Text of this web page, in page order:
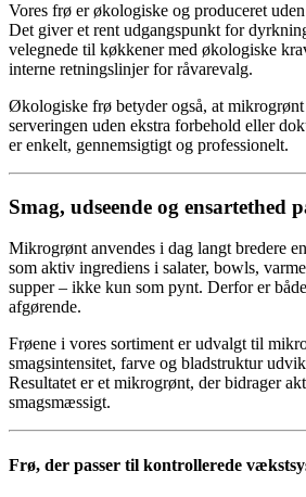
Vores frø er økologiske og produceret
Det giver et rent udgangspunkt for
velegnede til køkkener med økologiske
interne retningslinjer for råvarevalg.
Økologiske frø betyder også, at
serveringen uden ekstra forbehold eller
er enkelt, gennemsigtigt og professionelt.
Smag, udseende og ensartethed
Mikrogrønt anvendes i dag langt bredere
som aktiv ingrediens i salater, bowls,
supper – ikke kun som pynt. Derfor er
afgørende.
Frøene i vores sortiment er udvalgt til
smagsintensitet, farve og bladstruktur
Resultatet er et mikrogrønt, der bidrager
smagsmæssigt.
Frø, der passer til kontrollerede